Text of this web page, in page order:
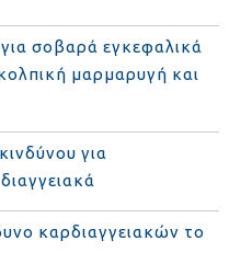
σοβαρά εγκεφαλικά
μαρμαρυγή και
για
καρδιαγγειακών το